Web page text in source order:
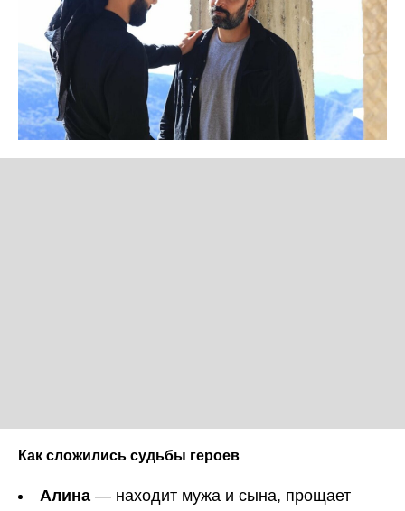
Как сложились судьбы героев
Алина — находит мужа и сына, прощает